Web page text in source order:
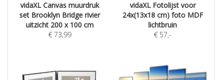
vidaXL Canvas muurdruk
set Brooklyn Bridge rivier
uitzicht 200 x 100 cm
€ 73,99
vidaXL Fotolijst voor
24x(13x18 cm) foto MDF
lichtbruin
€ 57,-